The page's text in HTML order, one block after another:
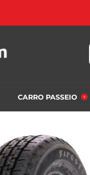
CARRO PASSEIO